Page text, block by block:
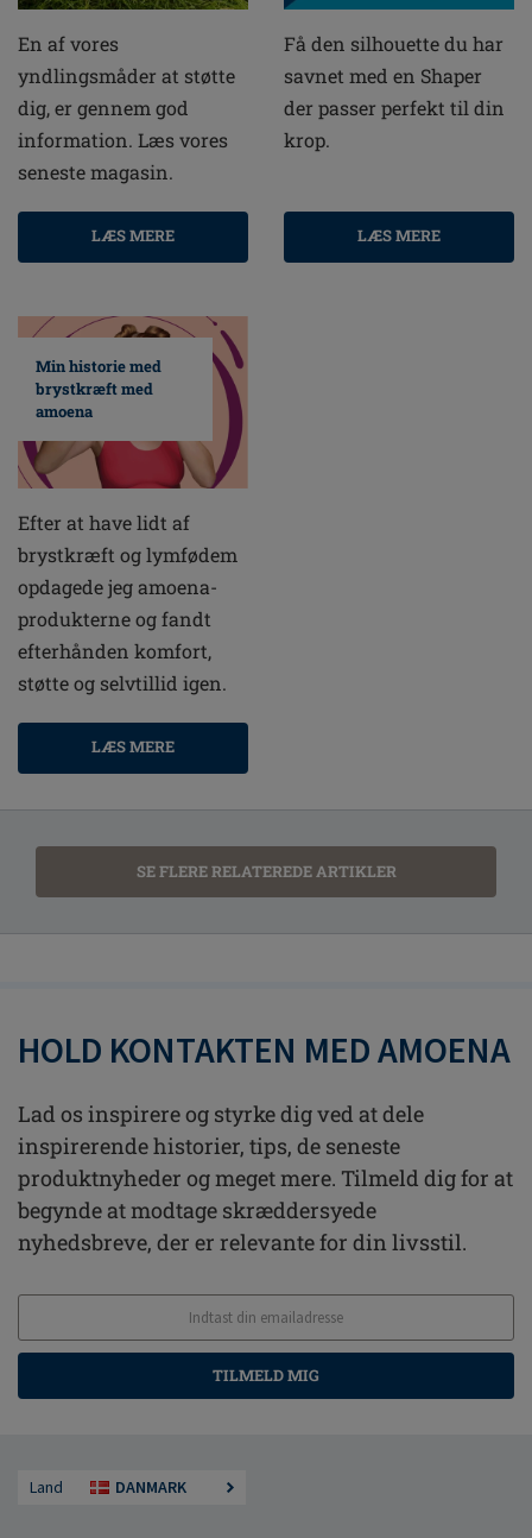
En af vores
yndlingsmåder at støtte
dig, er gennem god
information. Læs vores
seneste magasin.
LÆS MERE
Få den silhouette du har
savnet med en Shaper
der passer perfekt til din
krop.
LÆS MERE
Min historie med
brystkræft med
amoena
Efter at have lidt af
brystkræft og lymfødem
opdagede jeg amoena-
produkterne og fandt
efterhånden komfort,
støtte og selvtillid igen.
LÆS MERE
SE FLERE RELATEREDE ARTIKLER
HOLD KONTAKTEN MED AMOENA
Lad os inspirere og styrke dig ved at dele
inspirerende historier, tips, de seneste
produktnyheder og meget mere. Tilmeld dig for at
begynde at modtage skræddersyede
nyhedsbreve, der er relevante for din livsstil.
TILMELD MIG
Land DANMARK